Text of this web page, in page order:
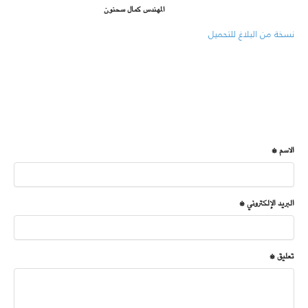
المهندس كمال سحنون
نسخة من البلاغ للتحميل
الاسم *
البريد الإلكتروني *
تعليق *